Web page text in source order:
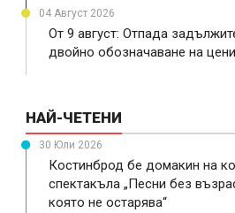
04 Август 2026
От 9 август: Отпада
двойно обозначаване на
НАЙ-ЧЕТЕНИ
30 Юли 2026
Костинброд бе домакин на
спектакъла „Песни без
която не остарява“